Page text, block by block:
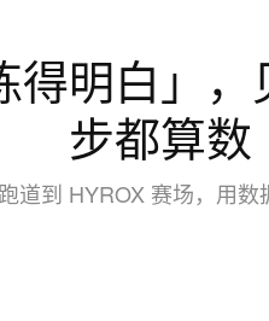
得明白」
步都算数
道到 HYROX 赛场，用数